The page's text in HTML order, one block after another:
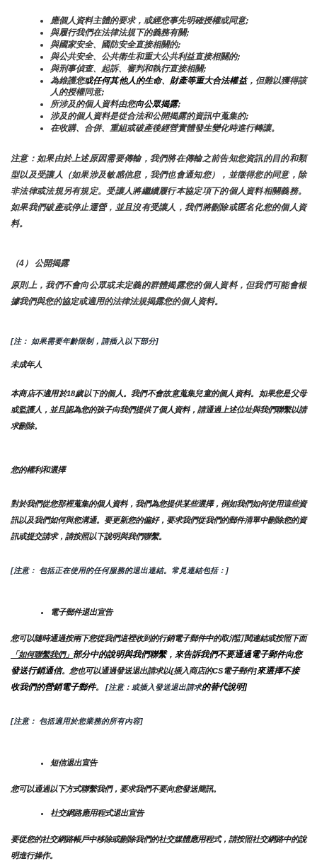
應個人資料主體的要求，或經您事先明確授權或同意;
與履行我們在法律法規下的義務有關;
與國家安全、國防安全直接相關的;
與公共安全、公共衛生和重大公共利益直接相關的;
與刑事偵查、起訴、審判和執行直接相關;
為維護您或任何其他人的生命、財產等重大合法權益，但難以獲得該
人的授權同意;
所涉及的個人資料由您向公眾揭露;
涉及的個人資料是從合法和公開揭露的資訊中蒐集的;
在收購、合併、重組或破產後經營實體發生變化時進行轉讓。
注意：如果由於上述原因需要傳輸，我們將在傳輸之前告知您資訊的目的和類
型以及受讓人（如果涉及敏感信息，我們也會通知您），並徵得您的同意，除
非法律或法規另有規定。受讓人將繼續履行本協定項下的個人資料相關義務。
如果我們破產或停止運營，並且沒有受讓人，我們將刪除或匿名化您的個人資
料。
（4） 公開揭露
原則上，我們不會向公眾或未定義的群體揭露您的個人資料，但我們可能會根
據我們與您的協定或適用的法律法規揭露您的個人資料。
[注： 如果需要年齡限制，請插入以下部分]
未成年人
本商店不適用於18歲以下的個人。我們不會故意蒐集兒童的個人資料。如果您是父母
或監護人，並且認為您的孩子向我們提供了個人資料，請通過上述位址與我們聯繫以請
求刪除。
您的權利和選擇
對於我們從您那裡蒐集的個人資料，我們為您提供某些選擇，例如我們如何使用這些資
訊以及我們如何與您溝通。要更新您的偏好，要求我們從我們的郵件清單中刪除您的資
訊或提交請求，請按照以下說明與我們聯繫。
[注意： 包括正在使用的任何服務的退出連結。常見連結包括：]
電子郵件退出宣告
您可以隨時通過按兩下您從我們這裡收到的行銷電子郵件中的取消訂閱連結或按照下面
「如何聯繫我們」 部分中的說明與我們聯繫，來告訴我們不要通過電子郵件向您
發送行銷通信。您也可以通過發送退出請求以{插入商店的CS電子郵件]來選擇不接
收我們的營銷電子郵件。 [注意：或插入發送退出請求的替代說明]
[注意： 包括適用於您業務的所有內容]
短信退出宣告
您可以通過以下方式聯繫我們，要求我們不要向您發送簡訊。
社交網路應用程式退出宣告
要從您的社交網路帳戶中移除或刪除我們的社交媒體應用程式，請按照社交網路中的說
明進行操作。